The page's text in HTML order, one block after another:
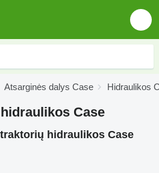
Atsarginės dalys Case Hidraulikos
Case
hidraulikos Case